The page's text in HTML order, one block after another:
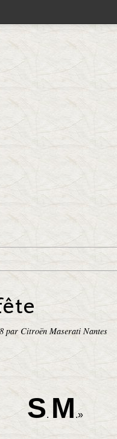
par Citroën Maserati Nantes
S. M .»